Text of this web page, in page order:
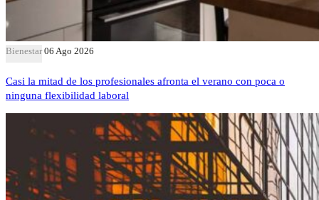
Bienestar 06 Ago 2026
Casi la mitad de los profesionales afronta el verano con poca o
ninguna flexibilidad laboral